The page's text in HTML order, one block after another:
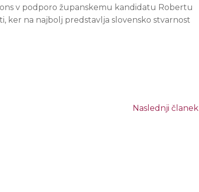
v podporo županskemu kandidatu Robertu
ker na najbolj predstavlja slovensko stvarnost
Naslednji članek